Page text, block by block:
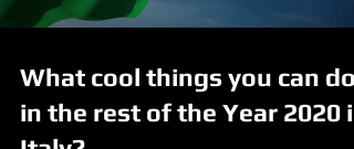
What cool things you can do
in the rest of the Year 2020 in